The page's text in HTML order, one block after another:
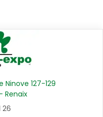
127-129
Renaix
26